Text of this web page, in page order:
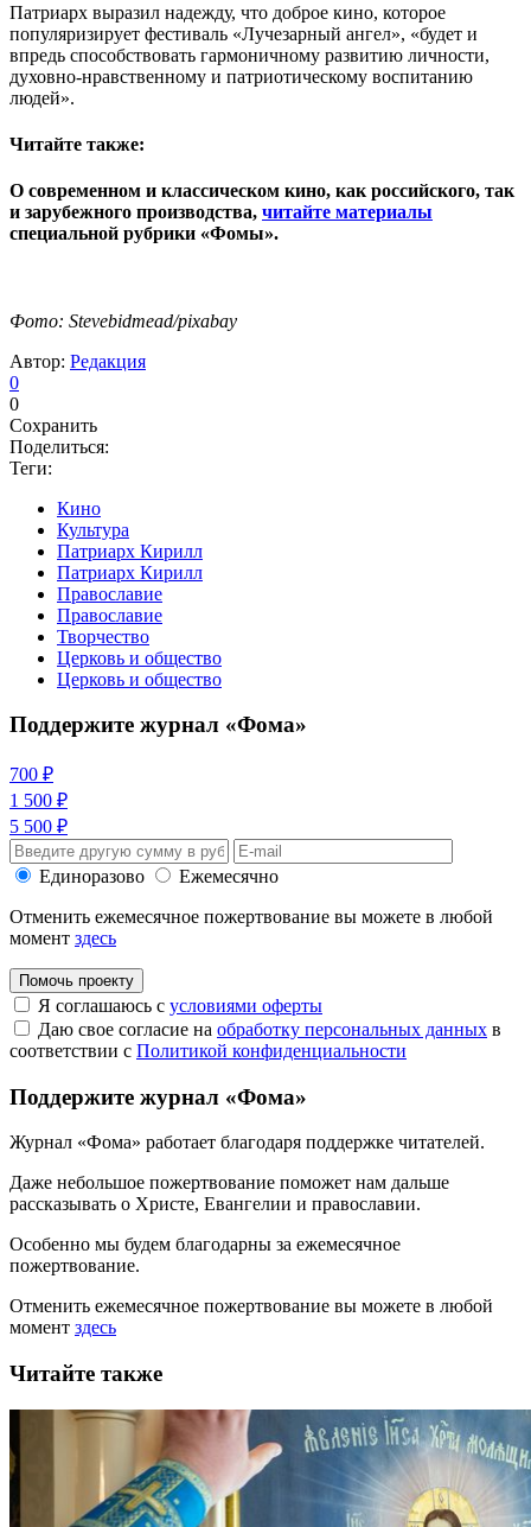
Патриарх выразил надежду, что доброе кино, которое
популяризирует фестиваль «Лучезарный ангел», «будет и
впредь способствовать гармоничному развитию личности,
духовно-нравственному и патриотическому воспитанию
людей».
Читайте также:
О современном и классическом кино, как российского, так
и зарубежного производства, читайте материалы
специальной рубрики «Фомы».
Фото: Stevebidmead/pixabay
Автор: Редакция
0
0
Сохранить
Поделиться:
Теги:
Кино
Культура
Патриарх Кирилл
Патриарх Кирилл
Православие
Православие
Творчество
Церковь и общество
Церковь и общество
Поддержите журнал «Фома»
700 ₽
1 500 ₽
5 500 ₽
Единоразово
Ежемесячно
Отменить ежемесячное пожертвование вы можете в любой
момент здесь
Помочь проекту
Я соглашаюсь с условиями оферты
Даю свое согласие на обработку персональных данных в
соответствии с Политикой конфиденциальности
Поддержите журнал «Фома»
Журнал «Фома» работает благодаря поддержке читателей.
Даже небольшое пожертвование поможет нам дальше
рассказывать о Христе, Евангелии и православии.
Особенно мы будем благодарны за ежемесячное
пожертвование.
Отменить ежемесячное пожертвование вы можете в любой
момент здесь
Читайте также